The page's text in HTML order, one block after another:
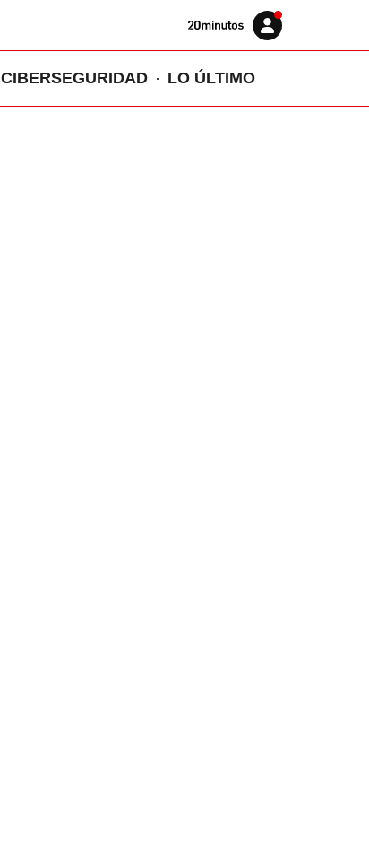
Volver
Iniciar
sesión
CIBERSEGURIDAD LO ÚLTIMO